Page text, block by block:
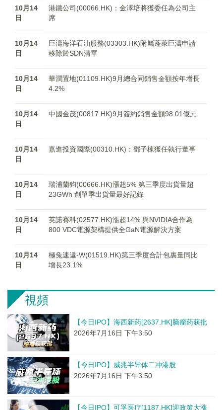
10月14
日
港鐵公司(00066.HK)：金澤培將獲委任為公司主
席
10月14
日
巨濤海洋石油服務(03303.HK)附屬蓬萊巨濤申請
移除於SDN清單
10月14
日
華潤置地(01109.HK)9月總合同銷售金額按年增長
4.2%
10月14
日
中國金茂(00817.HK)9月簽約銷售金額98.01億元
10月14
日
嘉進投資國際(00310.HK)：鄧子棟獲任執行董事
10月14
日
瑞浦蘭鈞(00666.HK)漲超5% 第三季度出貨量超
23GWh 創單季出貨量最好記錄
10月14
日
英諾賽科(02577.HK)漲超14% 與NVIDIA合作為
800 VDC電源架構提供全GaN電源解決方案
10月14
日
極兔速遞-W(01519.HK)第三季度合計包裹量同比
增長23.1%
視頻
【今日IPO】海西新药[2637.HK]脑瘤药获批
2026年7月16日 下午3:50
【今日IPO】威兆半导体二冲港股
2026年7月16日 下午3:50
【今日IPO】可孚医疗[1187.HK]迎政策大涨